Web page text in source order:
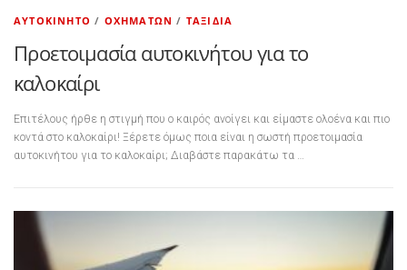
ΑΥΤΟΚΊΝΗΤΟ / ΟΧΗΜΆΤΩΝ / ΤΑΞΊΔΙΑ
Προετοιμασία αυτοκινήτου για το
καλοκαίρι
Επιτέλους ήρθε η στιγμή που ο καιρός ανοίγει και είμαστε ολοένα και πιο
κοντά στο καλοκαίρι! Ξέρετε όμως ποια είναι η σωστή προετοιμασία
αυτοκινήτου για το καλοκαίρι; Διαβάστε παρακάτω τα …